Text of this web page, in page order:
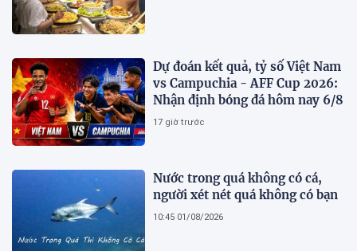
Dự đoán kết quả, tỷ số Việt Nam
vs Campuchia - AFF Cup 2026:
Nhận định bóng đá hôm nay 6/8
17 giờ trước
Nước trong quá không có cá,
người xét nét quá không có bạn
10:45 01/08/2026